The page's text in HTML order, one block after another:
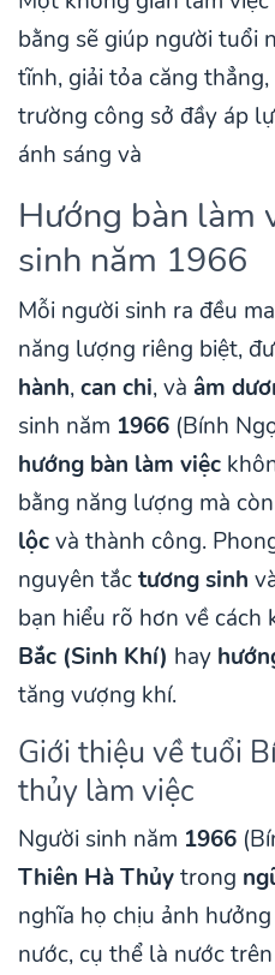
bằng sẽ giúp người tuổi
tĩnh, giải tỏa căng
trường công sở đầy áp
ánh sáng và
Hướng bàn làm
sinh năm 1966
Mỗi người sinh ra đều
năng lượng riêng biệt,
hành,can chi, và âm
sinh năm 1966 (Bính
hướng bàn làm việc
bằng năng lượng mà
lộcvà thành công.
nguyên tắctương sinh
bạn hiểu rõ hơn về cách
Bắc (Sinh Khí) hay
tăng vượng khí.
Giới thiệu về tuổi
thủy làm việc
Người sinh năm 1966
Thiên Hà Thủytrong
nghĩa họ chịu ảnh
nước, cụ thể là nước